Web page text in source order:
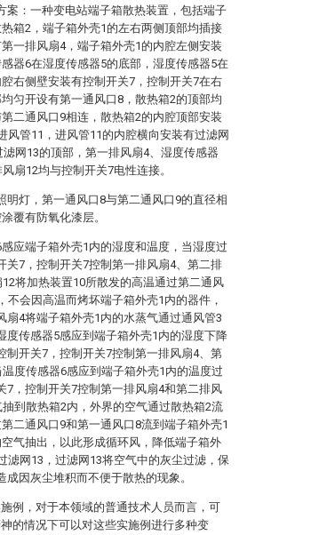
案：一种变电站端子箱散热装置，包括端子
箱2，端子箱外壳1的左右两侧顶部均插接
一排风扇4，端子箱外壳1的内腔左侧安装
器6在湿度传感器5的底部，湿度传感器5在
右侧壁安装有控制开关7，控制开关7在右
匀开设有第一通风口8，散热箱2的顶部均
二通风口9相连，散热箱2的内腔顶部安装
风管11，进风管11的内腔横向安装有过滤网
网13的顶部，第一排风扇4、湿度传感器
扇12均与控制开关7电性连接。
灯，第一通风口8与第二通风口9的直径相
覆有防氧化漆层。
应端子箱外壳1内的湿度和温度，当湿度过
关7，控制开关7控制第一排风扇4、第二排
将加热装置10所散发的高温通过第二通风
会因高温而烤坏端子箱外壳1内的器件，
4将端子箱外壳1内的水蒸气通过通风管3
度传感器5感应到端子箱外壳1内的湿度下降
制开关7，控制开关7控制第一排风扇4、第
度传感器6感应到端子箱外壳1内的温度过
7，控制开关7控制第一排风扇4和第二排风
到散热箱2内，外界的空气通过散热箱2流
二通风口9和第一通风口8流到端子箱外壳1
气抽出，以此形成循环风，降低端子箱外
滤网13，过滤网13将空气中的灰尘过滤，保
因灰尘堆积而不便于散热的现象。
例，对于本领域的普通技术人员而言，可
的情况下可以对这些实施例进行多种变